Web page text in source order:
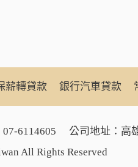
薪轉貸款 銀行汽車貸款
07-6114605
公司地址：高
All Rights Reserved